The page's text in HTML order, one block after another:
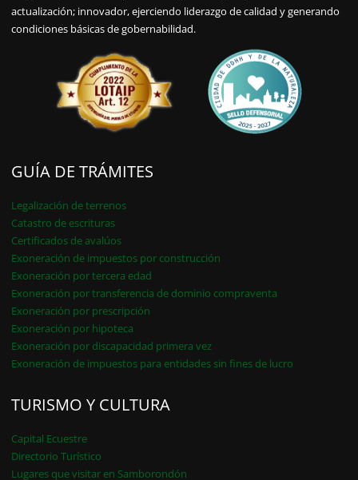
actualización; innovador, ejerciendo liderazgo de calidad y generando
condiciones básicas de gobernabilidad.
GUÍA DE TRÁMITES
Legalización de terrenos
Catastro de escrituras
Certificados de avalúos
Exoneración de impuestos por construcción
Exoneración por tercera edad
Exoneración por transferencia de dominio compraventa
Exoneración por prescripción
Exoneración por hipoteca
Exoneración por discapacidad primera vez
Exoneración de impuestos para entidades sin fines de lucro
TURISMO Y CULTURA
Capital Ecuestre
Directorio Turístico
Lugares que visitar en Samborondón